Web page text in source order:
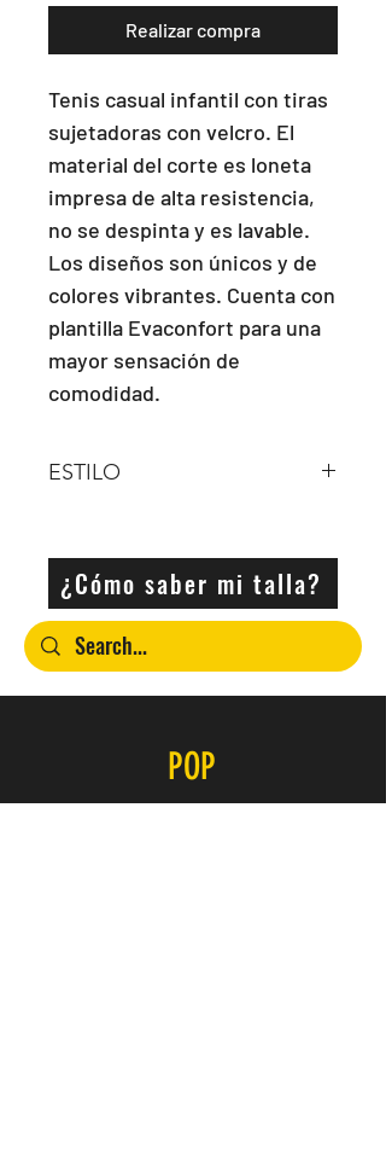
Realizar compra
Tenis casual infantil con tiras
sujetadoras con velcro. El
material del corte es loneta
impresa de alta resistencia,
no se despinta y es lavable.
Los diseños son únicos y de
colores vibrantes. Cuenta con
plantilla Evaconfort para una
mayor sensación de
comodidad.
ESTILO
¿Cómo saber mi talla?
POP